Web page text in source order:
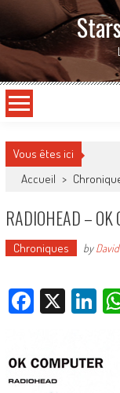
Vous êtes ici
Accueil >
RADIOHEAD –
Chroniques by
Facebook
X